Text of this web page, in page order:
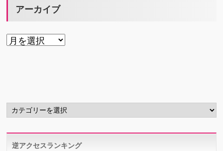
アーカイブ
ア
カ
テ
リ
ー逆アクセスランキング